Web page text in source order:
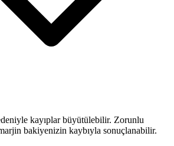
kayıplar büyütülebilir. Zorunlu
bakiyenizin kaybıyla sonuçlanabilir.